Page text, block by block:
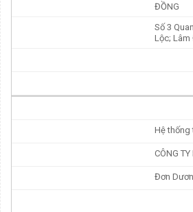
ĐỒNG
Số 3
Lộc; Lâm
Hệ thống
CÔNG
Đơn